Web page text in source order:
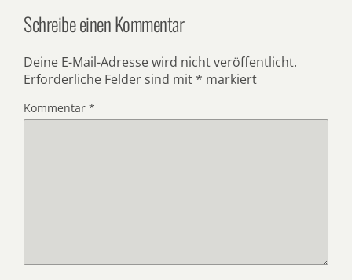
Schreibe einen Kommentar
Deine E-Mail-Adresse wird nicht veröffentlicht.
Erforderliche Felder sind mit * markiert
Kommentar *